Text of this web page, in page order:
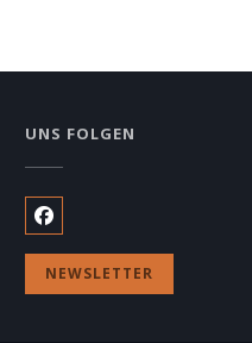
UNS FOLGEN
Facebook ((öffnet ein
NEWSLETTER